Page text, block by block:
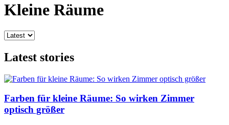
Kleine Räume
Latest stories
Farben für kleine Räume: So wirken Zimmer
optisch größer